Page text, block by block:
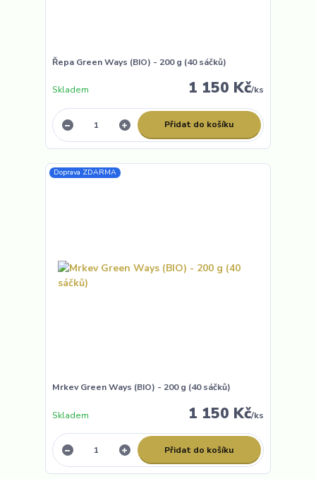
Řepa Green Ways (BIO) - 200 g (40 sáčků)
1 150 Kč/ks
Skladem
Přidat do košíku
Doprava ZDARMA
Mrkev Green Ways (BIO) - 200 g (40 sáčků)
1 150 Kč/ks
Skladem
Přidat do košíku